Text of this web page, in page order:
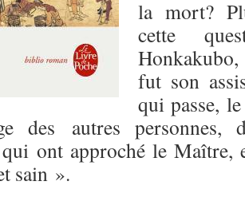
la mort?
cette
fut son
qui passe,
des autres personnes,
ont approché le Maître,
sain ».